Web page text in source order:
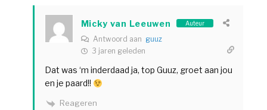
Micky van Leeuwen Auteur
Antwoord aan guuz
3 jaren geleden
Dat was ‘m inderdaad ja, top Guuz, groet aan jou
en je paard!!
Reageren